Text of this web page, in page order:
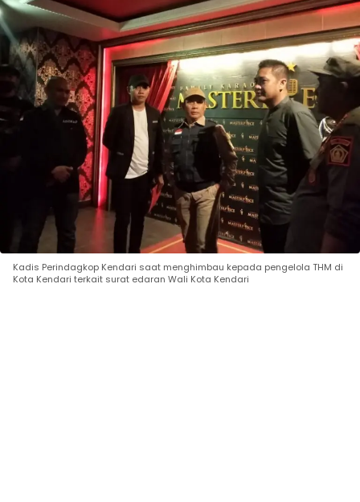
Kadis Perindagkop Kendari saat menghimbau kepada pengelola THM di
Kota Kendari terkait surat edaran Wali Kota Kendari